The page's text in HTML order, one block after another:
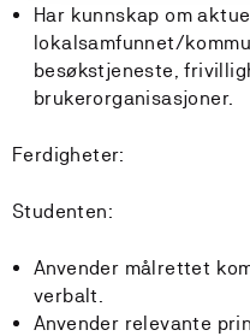
Har kunnskap om
lokalsamfunnet/
besøkstjeneste,
brukerorganisasjoner.
Ferdigheter:
Studenten:
Anvender målrettet
verbalt.
Anvender relevante